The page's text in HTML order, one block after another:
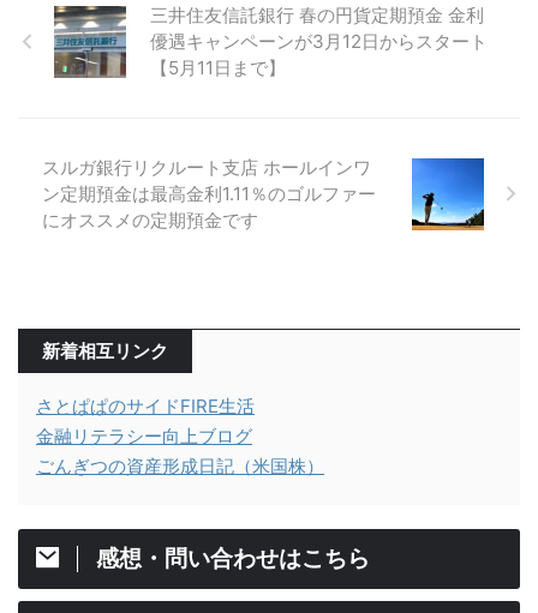
三井住友信託銀行 春の円貨定期預金 金利
優遇キャンペーンが3月12日からスタート
【5月11日まで】
スルガ銀行リクルート支店 ホールインワ
ン定期預金は最高金利1.11％のゴルファー
にオススメの定期預金です
新着相互リンク
さとぱぱのサイドFIRE生活
金融リテラシー向上ブログ
ごんぎつの資産形成日記（米国株）
感想・問い合わせはこちら